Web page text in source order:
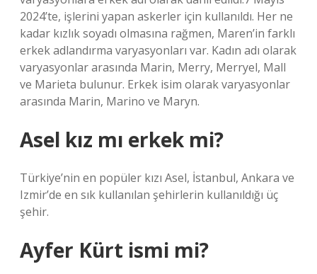
2024’te, işlerini yapan askerler için kullanıldı. Her ne
kadar kızlık soyadı olmasına rağmen, Maren’in farklı
erkek adlandırma varyasyonları var. Kadın adı olarak
varyasyonlar arasında Marin, Merry, Merryel, Mall
ve Marieta bulunur. Erkek isim olarak varyasyonlar
arasında Marin, Marino ve Maryn.
Asel kız mı erkek mi?
Türkiye’nin en popüler kızı Asel, İstanbul, Ankara ve
Izmir’de en sık kullanılan şehirlerin kullanıldığı üç
şehir.
Ayfer Kürt ismi mi?